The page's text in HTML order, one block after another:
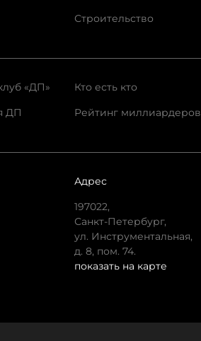
Строительство
«ДП»
ДП
Кто есть кто
Рейтинг миллиардеров
Адрес
197022,
Санкт-Петербург,
ул. Инструментальная,
д. 8, пом. 74.
показать на карте